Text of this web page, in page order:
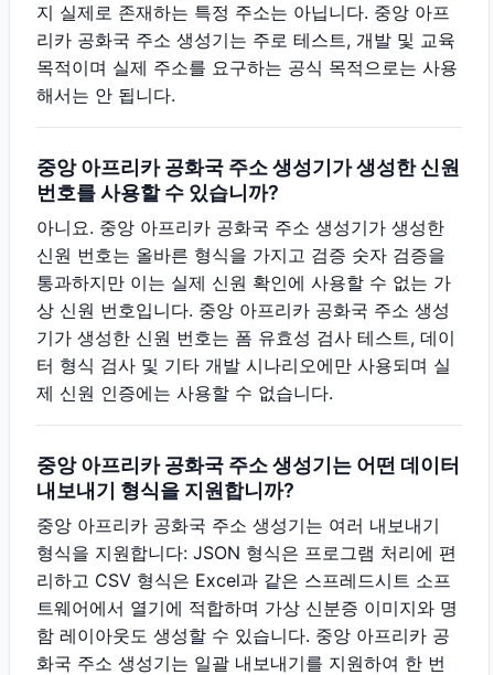
지 실제로 존재하는 특정 주소는 아닙니다. 중앙 아프
리카 공화국 주소 생성기는 주로 테스트, 개발 및 교육
목적이며 실제 주소를 요구하는 공식 목적으로는 사용
해서는 안 됩니다.
중앙 아프리카 공화국 주소 생성기가 생성한 신원
번호를 사용할 수 있습니까?
아니요. 중앙 아프리카 공화국 주소 생성기가 생성한
신원 번호는 올바른 형식을 가지고 검증 숫자 검증을
통과하지만 이는 실제 신원 확인에 사용할 수 없는 가
상 신원 번호입니다. 중앙 아프리카 공화국 주소 생성
기가 생성한 신원 번호는 폼 유효성 검사 테스트, 데이
터 형식 검사 및 기타 개발 시나리오에만 사용되며 실
제 신원 인증에는 사용할 수 없습니다.
중앙 아프리카 공화국 주소 생성기는 어떤 데이터
내보내기 형식을 지원합니까?
중앙 아프리카 공화국 주소 생성기는 여러 내보내기
형식을 지원합니다: JSON 형식은 프로그램 처리에 편
리하고 CSV 형식은 Excel과 같은 스프레드시트 소프
트웨어에서 열기에 적합하며 가상 신분증 이미지와 명
함 레이아웃도 생성할 수 있습니다. 중앙 아프리카 공
화국 주소 생성기는 일괄 내보내기를 지원하여 한 번